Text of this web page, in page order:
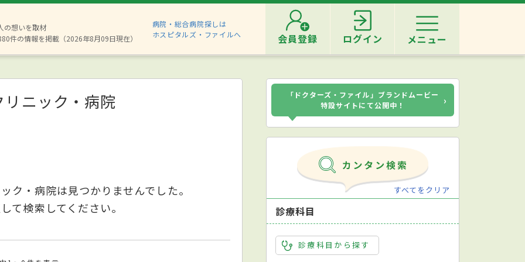
の想いを取材
件の情報を掲載（2026年8月09日現在）
病院・総合病院探しは
ホスピタルズ・ファイルへ
会員登録 ログイン メニュー
リニック・病院
ク・病院は見つかりませんでした。
て検索してください。
「ドクターズ・ファイル」ブランドムービー
特設サイトにて公開中！
›
すべてをクリア
診療科目
診療科目から探す